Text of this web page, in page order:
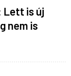
Lett is új
nem is